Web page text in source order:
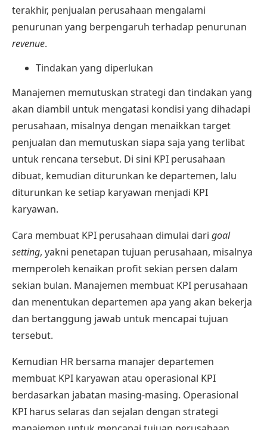
terakhir, penjualan perusahaan mengalami
penurunan yang berpengaruh terhadap penurunan
revenue.
Tindakan yang diperlukan
Manajemen memutuskan strategi dan tindakan yang
akan diambil untuk mengatasi kondisi yang dihadapi
perusahaan, misalnya dengan menaikkan target
penjualan dan memutuskan siapa saja yang terlibat
untuk rencana tersebut. Di sini KPI perusahaan
dibuat, kemudian diturunkan ke departemen, lalu
diturunkan ke setiap karyawan menjadi KPI
karyawan.
Cara membuat KPI perusahaan dimulai dari goal
setting, yakni penetapan tujuan perusahaan, misalnya
memperoleh kenaikan profit sekian persen dalam
sekian bulan. Manajemen membuat KPI perusahaan
dan menentukan departemen apa yang akan bekerja
dan bertanggung jawab untuk mencapai tujuan
tersebut.
Kemudian HR bersama manajer departemen
membuat KPI karyawan atau operasional KPI
berdasarkan jabatan masing-masing. Operasional
KPI harus selaras dan sejalan dengan strategi